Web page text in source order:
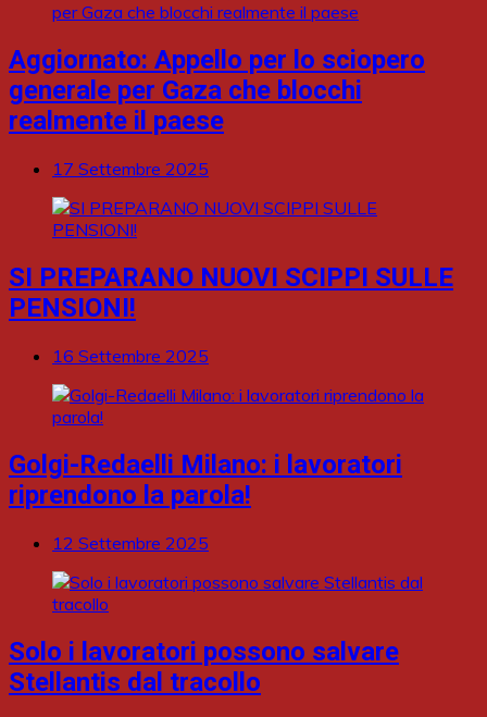
Aggiornato: Appello per lo sciopero
generale per Gaza che blocchi
realmente il paese
17 Settembre 2025
SI PREPARANO NUOVI SCIPPI SULLE
PENSIONI!
16 Settembre 2025
Golgi-Redaelli Milano: i lavoratori
riprendono la parola!
12 Settembre 2025
Solo i lavoratori possono salvare
Stellantis dal tracollo